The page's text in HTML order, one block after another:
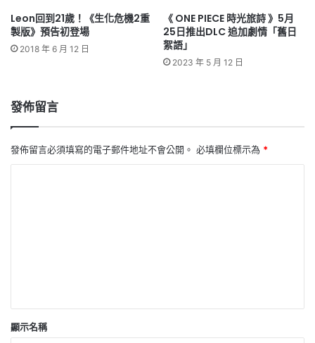
Leon回到21歲！《生化危機2重
製版》預告初登場
2018 年 6 月 12 日
《 ONE PIECE 時光旅詩 》5月
25日推出DLC 追加劇情「舊日
絮語」
2023 年 5 月 12 日
發佈留言
發佈留言必須填寫的電子郵件地址不會公開。 必填欄位標示為 *
顯示名稱